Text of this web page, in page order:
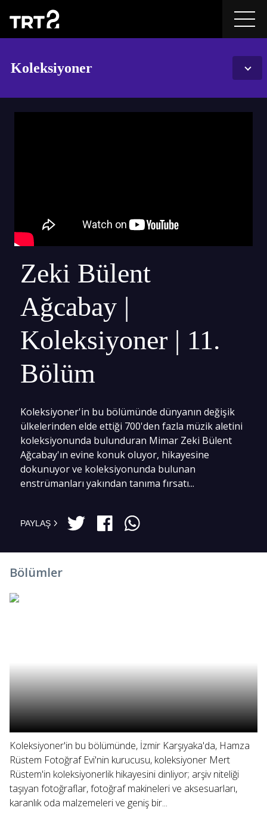
Koleksiyoner
Zeki Bülent
Ağcabay |
Koleksiyoner | 11.
Bölüm
Koleksiyoner'in bu bölümünde dünyanın değişik
ülkelerinden elde ettiği 700'den fazla müzik aletini
koleksiyonunda bulunduran Mimar Zeki Bülent
Ağcabay'ın evine konuk oluyor, hikayesine
dokunuyor ve koleksiyonunda bulunan
enstrümanları yakından tanıma fırsatı...
PAYLAŞ
Bölümler
Koleksiyoner'in bu bölümünde, İzmir Karşıyaka'da, Hamza
Rüstem Fotoğraf Evi'nin kurucusu, koleksiyoner Mert
Rüstem'in koleksiyonerlik hikayesini dinliyor; arşiv niteliği
taşıyan fotoğraflar, fotoğraf makineleri ve aksesuarları,
karanlık oda malzemeleri ve geniş bir...